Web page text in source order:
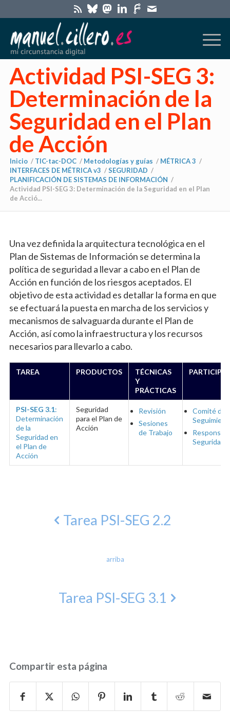
Actividad PSI-SEG 3:
Determinación de la
Seguridad en el Plan
de Acción
Inicio / TIC-tac-DOC / Metodologías y guías / MÉTRICA 3 /
INTERFACES DE MÉTRICA v3 /SEGURIDAD /
PLANIFICACIÓN DE SISTEMAS DE INFORMACIÓN /
Actividad PSI-SEG 3: Determinación de la Seguridad en el Plan
de Acció...
Una vez definida la arquitectura tecnológica en el
Plan de Sistemas de Información se determina la
política de seguridad a llevar a cabo en el Plan de
Acción en función de los riesgos aceptados. El
objetivo de esta actividad es detallar la forma en que
se efectuará la puesta en marcha de los servicios y
mecanismos de salvaguarda durante el Plan de
Acción, así como la infraestructura y los recursos
necesarios para llevarlo a cabo.
TAREA PRODUCTOS
TÉCNICAS
Y
PRÁCTICAS
PSI-SEG 3.1:
Determinación
de la
Seguridad en
el Plan de
Acción
Seguridad
para el Plan de
Acción
Revisión
Sesiones
de Trabajo
Comité de
Seguridad
Tarea PSI-SEG 2.2
arriba
Tarea PSI-SEG 3.1
Compartir esta página